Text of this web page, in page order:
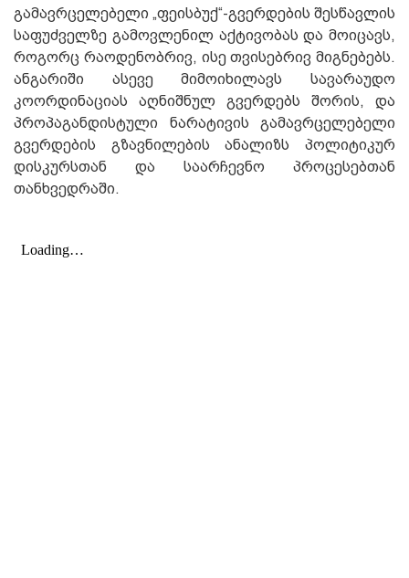
გამავრცელებელი „ფეისბუქ“-გვერდების შესწავლის
საფუძველზე გამოვლენილ აქტივობას და მოიცავს,
როგორც რაოდენობრივ, ისე თვისებრივ მიგნებებს.
ანგარიში ასევე მიმოიხილავს სავარაუდო
კოორდინაციას აღნიშნულ გვერდებს შორის, და
პროპაგანდისტული ნარატივის გამავრცელებელი
გვერდების გზავნილების ანალიზს პოლიტიკურ
დისკურსთან და საარჩევნო პროცესებთან
თანხვედრაში.